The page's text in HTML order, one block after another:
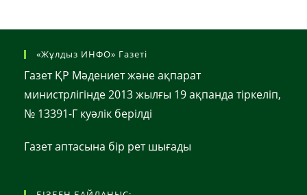
«Жұлдыз ИНФО» Газеті
Газет ҚР Мәдениет және ақпарат
министрлігінде 2013 жылғы 19 ақпанда тіркеліп,
№ 13391-Г куәлік берілді
Газет аптасына бір рет шығады